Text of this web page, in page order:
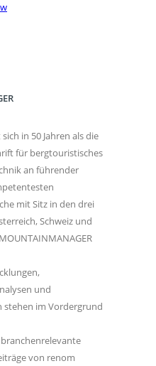
in 50 Jahren als die
für bergtouristisches
an führender
mit Sitz in den drei
Schweiz und
und
stehen im Vordergrund
von renom